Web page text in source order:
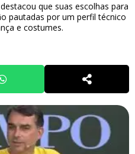
que suas escolhas para
pautadas por um perfil técnico
e costumes.